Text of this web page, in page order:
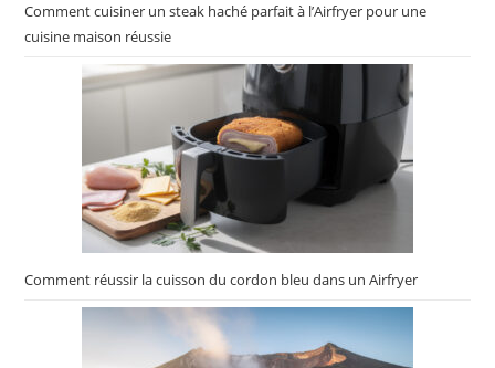
Comment cuisiner un steak haché parfait à l’Airfryer pour une
cuisine maison réussie
Comment réussir la cuisson du cordon bleu dans un Airfryer